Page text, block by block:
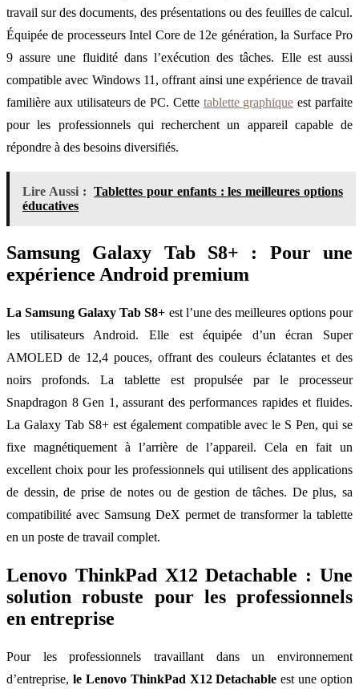
travail sur des documents, des présentations ou des feuilles de calcul.
Équipée de processeurs Intel Core de 12e génération, la Surface Pro
9 assure une fluidité dans l’exécution des tâches. Elle est aussi
compatible avec Windows 11, offrant ainsi une expérience de travail
familière aux utilisateurs de PC. Cette tablette graphique est parfaite
pour les professionnels qui recherchent un appareil capable de
répondre à des besoins diversifiés.
Lire Aussi :
Tablettes pour enfants : les meilleures options
éducatives
Samsung Galaxy Tab S8+ : Pour une
expérience Android premium
La Samsung Galaxy Tab S8+ est l’une des meilleures options pour
les utilisateurs Android. Elle est équipée d’un écran Super
AMOLED de 12,4 pouces, offrant des couleurs éclatantes et des
noirs profonds. La tablette est propulsée par le processeur
Snapdragon 8 Gen 1, assurant des performances rapides et fluides.
La Galaxy Tab S8+ est également compatible avec le S Pen, qui se
fixe magnétiquement à l’arrière de l’appareil. Cela en fait un
excellent choix pour les professionnels qui utilisent des applications
de dessin, de prise de notes ou de gestion de tâches. De plus, sa
compatibilité avec Samsung DeX permet de transformer la tablette
en un poste de travail complet.
Lenovo ThinkPad X12 Detachable : Une
solution robuste pour les professionnels
en entreprise
Pour les professionnels travaillant dans un environnement
d’entreprise, le Lenovo ThinkPad X12 Detachable est une option